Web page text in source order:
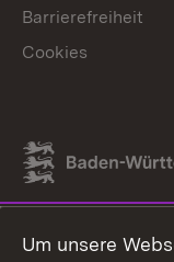
Link zum
Barrierefreiheit
Cookies
Um unsere